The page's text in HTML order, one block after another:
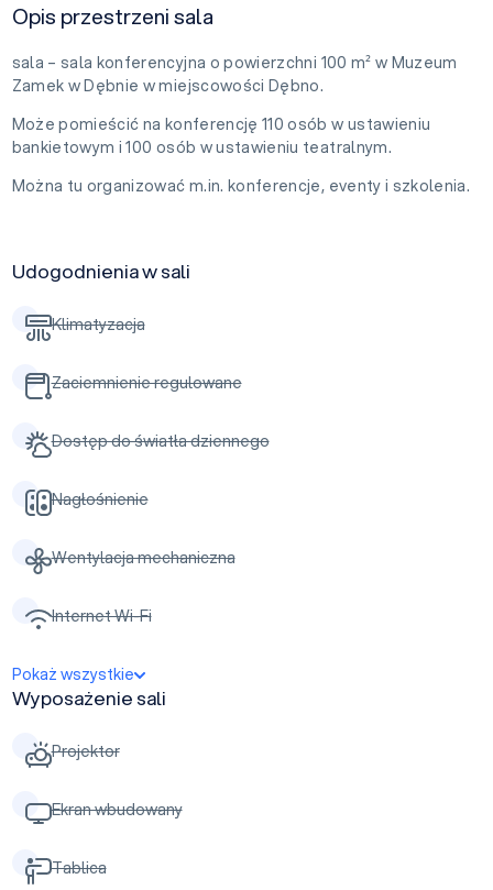
Opis przestrzeni sala
sala – sala konferencyjna o powierzchni 100 m² w Muzeum
Zamek w Dębnie w miejscowości Dębno.
Może pomieścić na konferencję 110 osób w ustawieniu
bankietowym i 100 osób w ustawieniu teatralnym.
Można tu organizować m.in. konferencje, eventy i szkolenia.
Udogodnienia w sali
Klimatyzacja
Zaciemnienie regulowane
Dostęp do światła dziennego
Nagłośnienie
Wentylacja mechaniczna
Internet Wi-Fi
Pokaż wszystkie
Wyposażenie sali
Projektor
Ekran wbudowany
Tablica